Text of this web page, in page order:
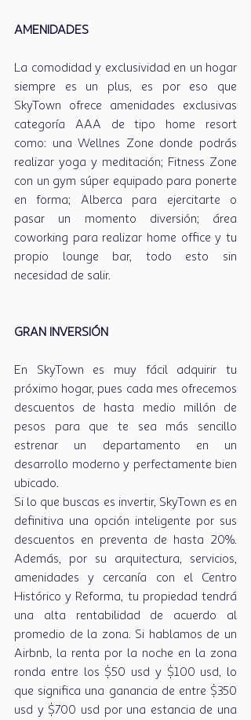
AMENIDADES
La comodidad y exclusividad en un hogar
siempre es un plus, es por eso que
SkyTown ofrece amenidades exclusivas
categoría AAA de tipo home resort
como: una Wellnes Zone donde podrás
realizar yoga y meditación; Fitness Zone
con un gym súper equipado para ponerte
en forma; Alberca para ejercitarte o
pasar un momento diversión; área
coworking para realizar home office y tu
propio lounge bar, todo esto sin
necesidad de salir.
GRAN INVERSIÓN
En SkyTown es muy fácil adquirir tu
próximo hogar, pues cada mes ofrecemos
descuentos de hasta medio millón de
pesos para que te sea más sencillo
estrenar un departamento en un
desarrollo moderno y perfectamente bien
ubicado.
Si lo que buscas es invertir, SkyTown es en
definitiva una opción inteligente por sus
descuentos en preventa de hasta 20%.
Además, por su arquitectura, servicios,
amenidades y cercanía con el Centro
Histórico y Reforma, tu propiedad tendrá
una alta rentabilidad de acuerdo al
promedio de la zona. Si hablamos de un
Airbnb, la renta por la noche en la zona
ronda entre los $50 usd y $100 usd, lo
que significa una ganancia de entre $350
usd y $700 usd por una estancia de una